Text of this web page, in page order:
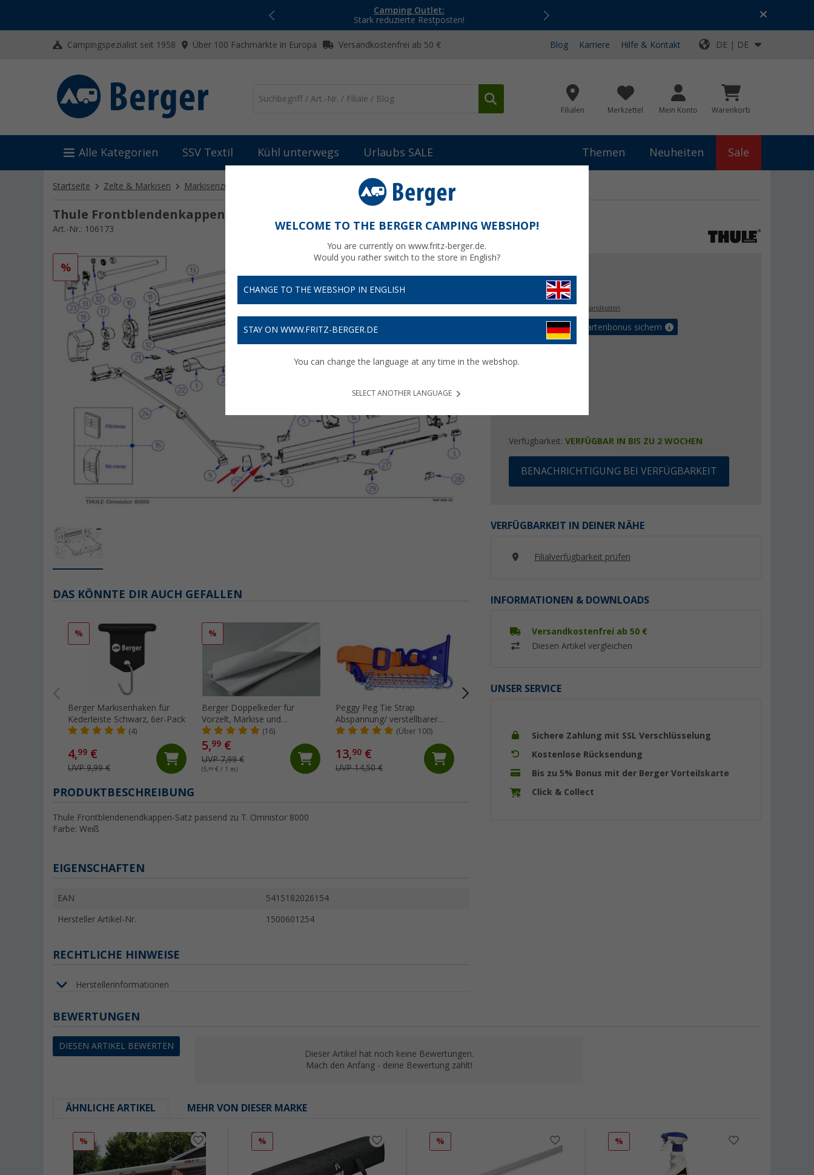
Camping Outlet:
Stark reduzierte Restposten!
Top-Deals für dein Abenteuer!
Campingspezialist seit 1958 Über 100 Fachmärkte in Europa Versandkostenfrei ab 50 € Blog Karriere Hilfe & Kontakt DE | DE
Filialen Merkzettel Mein Konto Warenkorb
Alle Kategorien SSV Textil Kühl unterwegs Urlaubs SALE Themen Neuheiten Sale
Startseite Zelte & Markisen Markisenzubehör Weiteres Markisenzubehör Thule Frontblendenkappen
Thule Frontblendenkappen
Art.-Nr.: 106173
%
€
zzgl. Versandkosten
Bis zu 5% Vorteilskartenbonus sichern
Verfügbarkeit: VERFÜGBAR IN BIS ZU 2 WOCHEN
BENACHRICHTIGUNG BEI VERFÜGBARKEIT
VERFÜGBARKEIT IN DEINER NÄHE
Filialverfügbarkeit prüfen
INFORMATIONEN & DOWNLOADS
Versandkostenfrei ab 50 €
Diesen Artikel vergleichen
UNSER SERVICE
Sichere Zahlung mit SSL Verschlüsselung
Kostenlose Rücksendung
Bis zu 5% Bonus mit der Berger Vorteilskarte
Click & Collect
DAS KÖNNTE DIR AUCH GEFALLEN
%
Berger Markisenhaken für
Kederleiste Schwarz, 6er-Pack
(4)
4,99 €
UVP 9,99 €
%
Berger Doppelkeder für
Vorzelt, Markise und
Wohnwagen, Meterware
(16)
5,99 €
UVP 7,99 €
(5,99 € / 1 m)
Peggy Peg Tie Strap
Abspannung/ verstellbarer
Markiesenspanngurt(Über 100)
13,90 €
UVP 14,50 €
5200/4900/5003/5002 250 cm
(99)
%
schwarz
(89)
29,99€
UVP 42,- €
PRODUKTBESCHREIBUNG
Thule Frontblendenendkappen-Satz passend zu T. Omnistor 8000
Farbe: Weiß
EIGENSCHAFTEN
EAN 5415182026154
Hersteller Artikel-Nr. 1500601254
RECHTLICHE HINWEISE
Herstellerinformationen
BEWERTUNGEN
DIESEN ARTIKEL BEWERTEN
Dieser Artikel hat noch keine Bewertungen.
Mach den Anfang - deine Bewertung zählt!
ÄHNLICHE ARTIKEL MEHR VON DIESER MARKE
% % % %
WELCOME TO THE BERGER CAMPING WEBSHOP!
You are currently on www.fritz-berger.de.
Would you rather switch to the store in English?
CHANGE TO THE WEBSHOP IN ENGLISH
STAY ON WWW.FRITZ-BERGER.DE
You can change the language at any time in the webshop.
SELECT ANOTHER LANGUAGE